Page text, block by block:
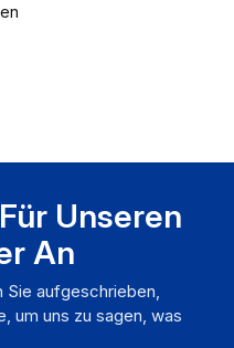
Unseren
An
aufgeschrieben,
um uns zu sagen, was